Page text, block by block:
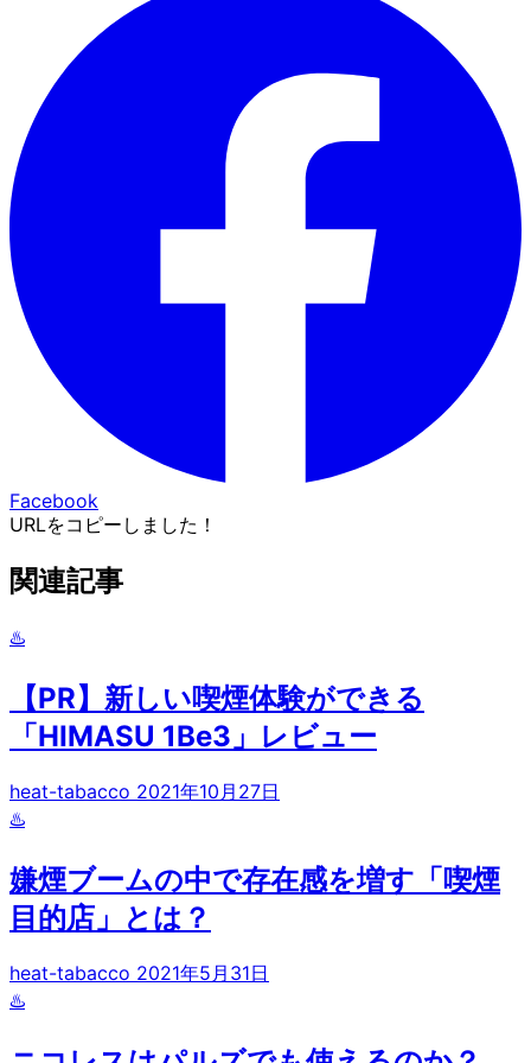
Facebook
URLをコピーしました！
関連記事
♨️
【PR】新しい喫煙体験ができる
「HIMASU 1Be3」レビュー
heat-tabacco 2021年10月27日
♨️
嫌煙ブームの中で存在感を増す「喫煙
目的店」とは？
heat-tabacco 2021年5月31日
♨️